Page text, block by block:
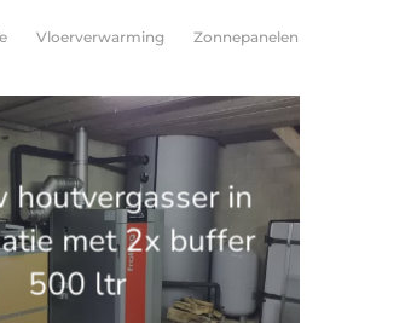
Vloerverwarming Zonnepanelen
houtvergasser in
met 2x buffer
500 ltr